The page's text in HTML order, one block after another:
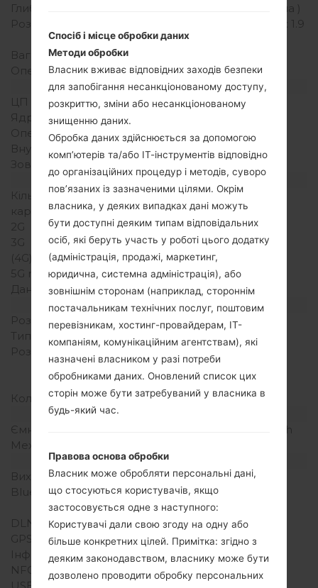
Глибина
18 міліметрів (0.7 дюйма )
Розміри (ширина/висота)
97 x 48 міліметрів (3.8 x 1.9
дюйма )
Вага
Операційна система
-
Апаратне забезпечення
ЦП (процесор)
-
Ядра процесора
Оперативна память
-
Внутрішня память
Зовнішня память
Мережа та дані
Кількість місць для сім
карт
1 Міні SIM
2G
-
3G
-
(4G) LTE
5G network
-
Дані
-
Дисплей
Розмір екрану
2.2 in
Тип екрану
Розширення екрану
176 x 220 пікселів (~128
щільність пікселів на
дюйм)
Кольори екрану
262K кольорів
Акамулятор і клавіатура
Ємність акумулятора
Зємний Li-Ion 1000 mAh
Механічна клавіатура
Інтерфейси
Вихід для аудіо
3.5mm jack
Bluetooth
Версія 2.1, A2DP, DUN,
OPP, HFP, HSP
DLNA
Ні
GPS
Так
Інфрачервоний порт
Ні
NFC
Ні
Спосіб і місце обробки даних
Методи обробки
Власник вживає відповідних заходів безпеки
для запобігання несанкціонованому доступу,
розкриттю, зміни або несанкціонованому
знищенню даних.
Обробка даних здійснюється за допомогою
комп’ютерів та/або ІТ-інструментів відповідно
до організаційних процедур і методів, суворо
пов’язаних із зазначеними цілями. Окрім
власника, у деяких випадках дані можуть
бути доступні деяким типам відповідальних
осіб, які беруть участь у роботі цього додатку
(адміністрація, продажі, маркетинг,
юридична, системна адміністрація), або
зовнішнім сторонам (наприклад, стороннім
постачальникам технічних послуг, поштовим
перевізникам, хостинг-провайдерам, ІТ-
компаніям, комунікаційним агентствам), які
назначені власником у разі потреби
обробниками даних. Оновлений список цих
сторін може бути затребуваний у власника в
будь-який час.
Правова основа обробки
Власник може обробляти персональні дані,
що стосуються користувачів, якщо
застосовується одне з наступного:
Користувачі дали свою згоду на одну або
більше конкретних цілей. Примітка: згідно з
деяким законодавством, власнику може бути
дозволено проводити обробку персональних